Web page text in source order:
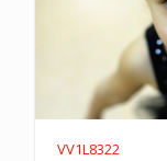
VV1L8322